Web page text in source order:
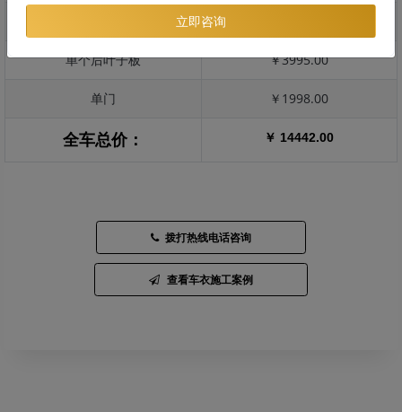
单个后叶子板 ￥3995.00
单门 ￥1998.00
全车总价： ￥ 14442.00
拨打热线电话咨询
查看车衣施工案例
立即咨询